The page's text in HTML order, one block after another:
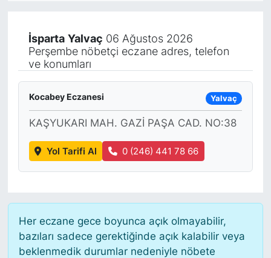
İsparta Yalvaç 06 Ağustos 2026
Perşembe nöbetçi eczane adres, telefon
ve konumları
Kocabey Eczanesi Yalvaç
KAŞYUKARI MAH. GAZİ PAŞA CAD. NO:38
Yol Tarifi Al 0 (246) 441 78 66
Her eczane gece boyunca açık olmayabilir,
bazıları sadece gerektiğinde açık kalabilir veya
beklenmedik durumlar nedeniyle nöbete
KÖŞE YAZILARI (Arşiv)
KÜLTÜR SANAT
MAGAZİN
RÖPORTAJ
SARIYER HABERLERİ
SARIYER İMAR BARIŞI